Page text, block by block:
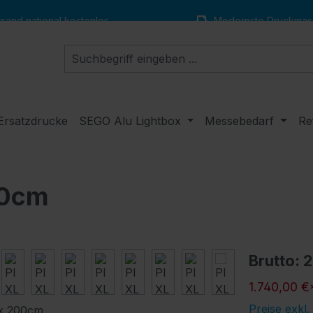
national kostenlos Modernste
SEGO Alu Lightbox Messebedarf
Brutto:
1.740,00
Preise